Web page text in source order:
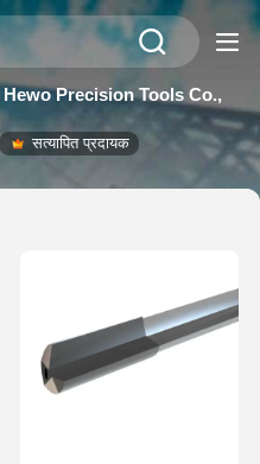
Precision Tools Co.,
सत्यापित प्रदायक